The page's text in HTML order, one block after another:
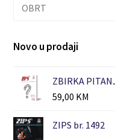
OBRT
Novo u prodaji
ZBIRKA
59,00 KM
ZIPS br. 1492